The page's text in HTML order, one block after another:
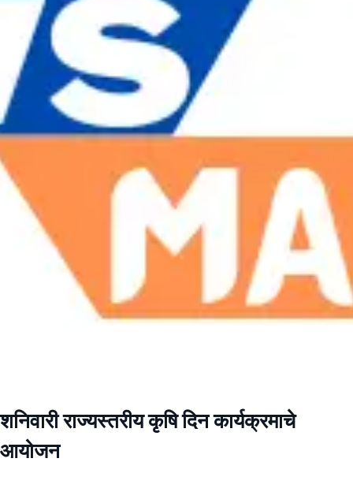
शनिवारी राज्यस्तरीय कृषि दिन कार्यक्रमाचे
आयोजन